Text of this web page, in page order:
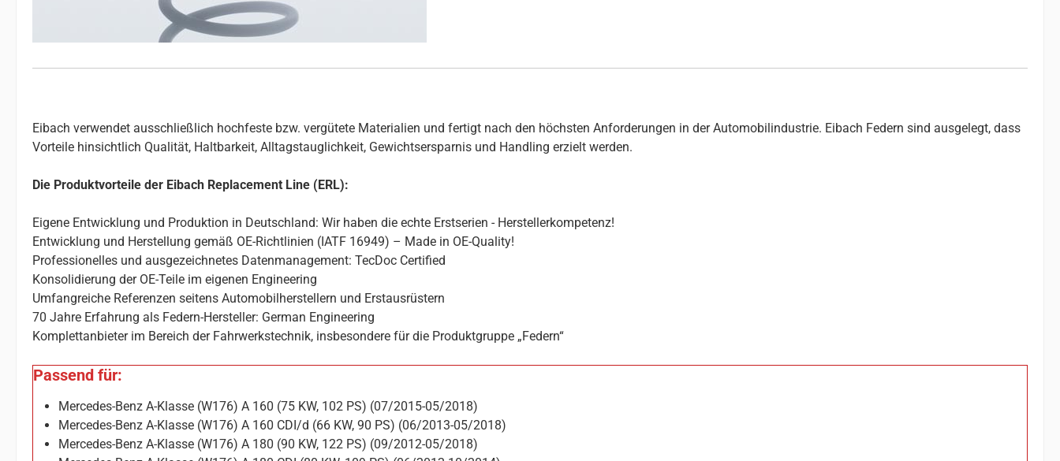
Eibach verwendet ausschließlich hochfeste bzw. vergütete Materialien und fertigt nach den höchsten Anforderungen in der Automobilindustrie. Eibach Federn sind ausgelegt, dass
Vorteile hinsichtlich Qualität, Haltbarkeit, Alltagstauglichkeit, Gewichtsersparnis und Handling erzielt werden.
Die Produktvorteile der Eibach Replacement Line (ERL):
Eigene Entwicklung und Produktion in Deutschland: Wir haben die echte Erstserien - Herstellerkompetenz!
Entwicklung und Herstellung gemäß OE-Richtlinien (IATF 16949) – Made in OE-Quality!
Professionelles und ausgezeichnetes Datenmanagement: TecDoc Certified
Konsolidierung der OE-Teile im eigenen Engineering
Umfangreiche Referenzen seitens Automobilherstellern und Erstausrüstern
70 Jahre Erfahrung als Federn-Hersteller: German Engineering
Komplettanbieter im Bereich der Fahrwerkstechnik, insbesondere für die Produktgruppe „Federn“
Passend für:
Mercedes-Benz A-Klasse (W176) A 160 (75 KW, 102 PS) (07/2015-05/2018)
Mercedes-Benz A-Klasse (W176) A 160 CDI/d (66 KW, 90 PS) (06/2013-05/2018)
Mercedes-Benz A-Klasse (W176) A 180 (90 KW, 122 PS) (09/2012-05/2018)